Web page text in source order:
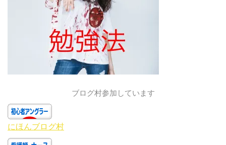
ブログ村参加しています
にほんブログ村